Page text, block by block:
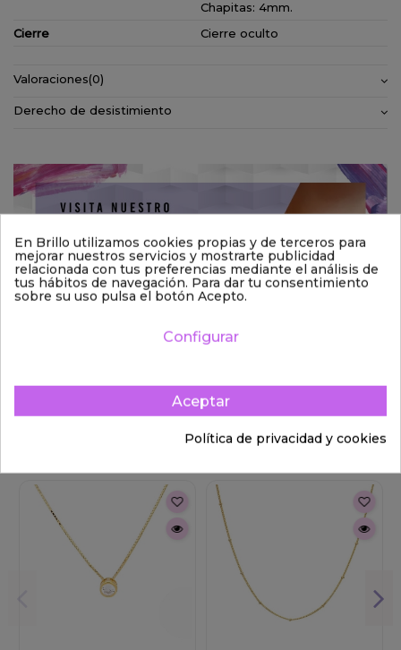
Chapitas: 4mm.
Cierre
Cierre oculto
Valoraciones(0)
Derecho de desistimiento
En Brillo utilizamos cookies propias y de terceros para
mejorar nuestros servicios y mostrarte publicidad
relacionada con tus preferencias mediante el análisis de
tus hábitos de navegación. Para dar tu consentimiento
sobre su uso pulsa el botón Acepto.
Configurar
Aceptar
Política de privacidad y cookies